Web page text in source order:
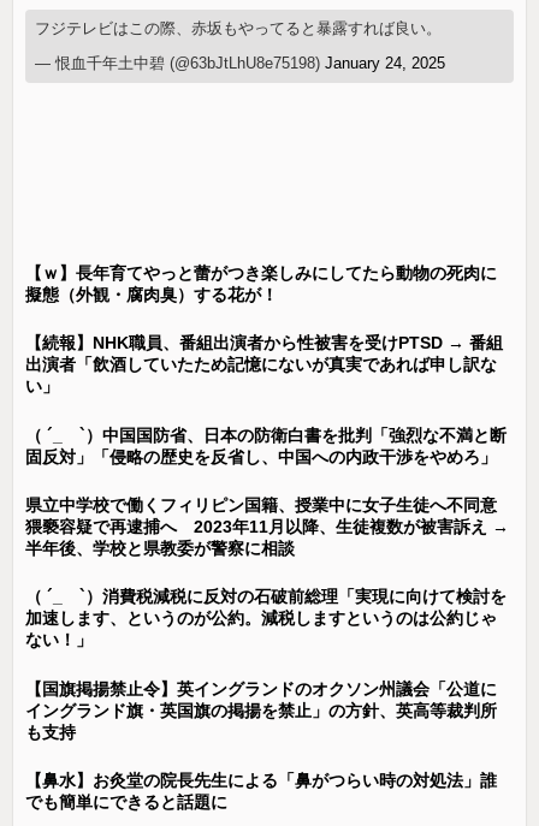
フジテレビはこの際、赤坂もやってると暴露すれば良い。
— 恨血千年土中碧 (@63bJtLhU8e75198)January 24, 2025
【ｗ】長年育てやっと蕾がつき楽しみにしてたら動物の死肉に
擬態（外観・腐肉臭）する花が！
【続報】NHK職員、番組出演者から性被害を受けPTSD → 番組
出演者「飲酒していたため記憶にないが真実であれば申し訳な
い」
（ ´_ゝ`）中国国防省、日本の防衛白書を批判「強烈な不満と断
固反対」「侵略の歴史を反省し、中国への内政干渉をやめろ」
県立中学校で働くフィリピン国籍、授業中に女子生徒へ不同意
猥褻容疑で再逮捕へ 2023年11月以降、生徒複数が被害訴え →
半年後、学校と県教委が警察に相談
（ ´_ゝ`）消費税減税に反対の石破前総理「実現に向けて検討を
加速します、というのが公約。減税しますというのは公約じゃ
ない！」
【国旗掲揚禁止令】英イングランドのオクソン州議会「公道に
イングランド旗・英国旗の掲揚を禁止」の方針、英高等裁判所
も支持
【鼻水】お灸堂の院長先生による「鼻がつらい時の対処法」誰
でも簡単にできると話題に